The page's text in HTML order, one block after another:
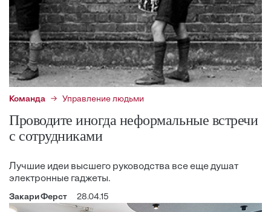
Команда Управление людьми
Проводите иногда неформальные встречи
с сотрудниками
Лучшие идеи высшего руководства все еще душат
электронные гаджеты.
Закари Ферст 28.04.15